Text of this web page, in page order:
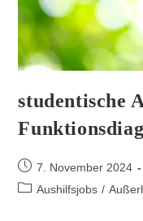
studentische
7. November 2024
Aushilfsjobs /